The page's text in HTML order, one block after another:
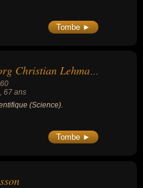
Tombe ►
Johann Georg Christian Lehmann
, 67 ans
(Science).
Tombe ►